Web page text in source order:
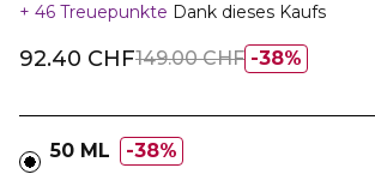
46 Treuepunkte Dank dieses Kaufs
38%
92.40 CHF149.00 CHF
50 ML 38%